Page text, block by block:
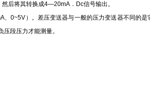
后将其转换成4—20mA．Dc信号输出。
0~5V）。差压变送器与一般的压力变送器不同的是
段压力才能测量。